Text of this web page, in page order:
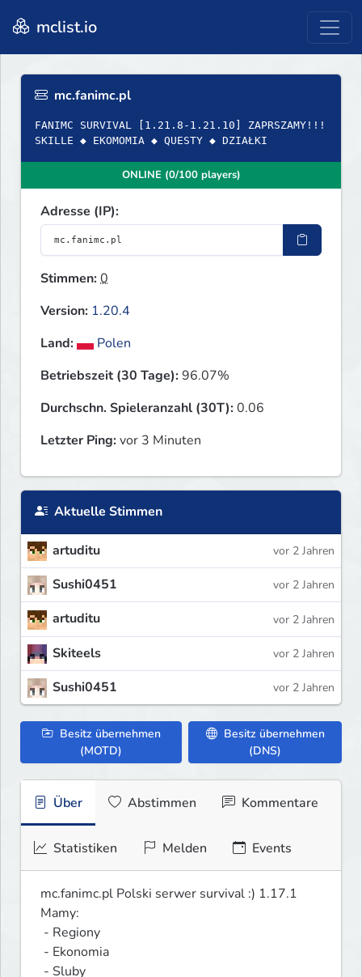
mclist.io
mc.fanimc.pl
FANIMC SURVIVAL [1.21.8-1.21.10] ZAPRSZAMY!!!
SKILLE ◆ EKOMOMIA ◆ QUESTY ◆ DZIAŁKI
ONLINE (0/100 players)
Adresse (IP):
Stimmen:0
Version: 1.20.4
Land:
Polen
Betriebszeit (30 Tage):96.07%
Durchschn. Spieleranzahl (30T):0.06
Letzter Ping:vor 3 Minuten
Aktuelle Stimmen
artuditu vor 2 Jahren
Sushi0451 vor 2 Jahren
artuditu vor 2 Jahren
Skiteels vor 2 Jahren
Sushi0451 vor 2 Jahren
Besitz übernehmen
(MOTD)
Besitz übernehmen
(DNS)
Über Abstimmen Kommentare
Statistiken Melden Events
mc.fanimc.pl Polski serwer survival :) 1.17.1
Mamy: